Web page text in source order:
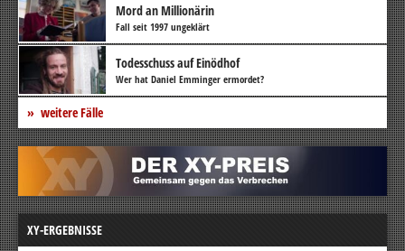
Mord an Millionärin
Fall seit 1997 ungeklärt
Todesschuss auf Einödhof
Wer hat Daniel Emminger ermordet?
weitere Fälle
XY-ERGEBNISSE